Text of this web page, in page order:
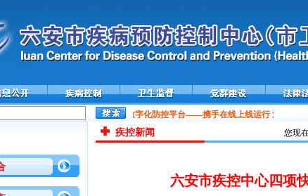
全国性病艾滋病数字化防控平台——携手在线上线运行 流感流行
疾控新闻 您现
六安市疾控中心四项